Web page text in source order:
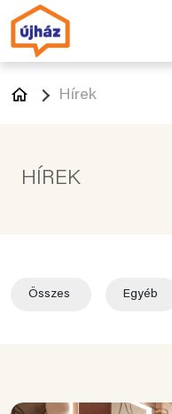
Hírek
HÍREK
Összes Egyéb